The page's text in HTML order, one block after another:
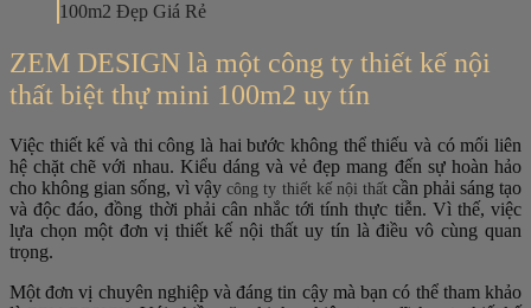
100m2 Đẹp Giá Rẻ
ZEM DESIGN là một công ty thiết kế nội
thất biệt thự mini 100m2 uy tín
Việc thiết kế và thi công là hai bước không thể thiếu và có mối liên
hệ chặt chẽ với nhau. Kiểu dáng và vẻ đẹp mang đến sự hoàn hảo
cho không gian sống, vì vậycông ty thiết kế nội thấtcần phải sáng tạo
và độc đáo, đồng thời phải cân nhắc tới tính thực tiễn. Vì thế, việc
lựa chọn một đơn vị thiết kế nội thất uy tín là điều vô cùng quan
trọng.
Một đơn vị chuyên nghiệp và đáng tin cậy mà bạn có thể tham khảo